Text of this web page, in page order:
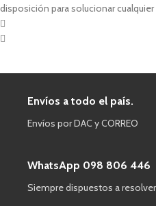
disposición para solucionar
Envíos a todo el país.
Envíos por DAC y CORREO
WhatsApp 098 806 446
Siempre dispuestos a